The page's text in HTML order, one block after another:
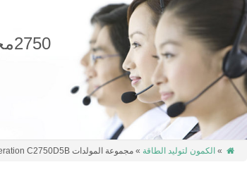
2750مجموعة المولدات KVA CUMMINS POWER GENERATION C2750D5B

» الكمون لتوليد الطاقة » مجموعة المولدات 2750kva Cummins Power Generation C2750D5B